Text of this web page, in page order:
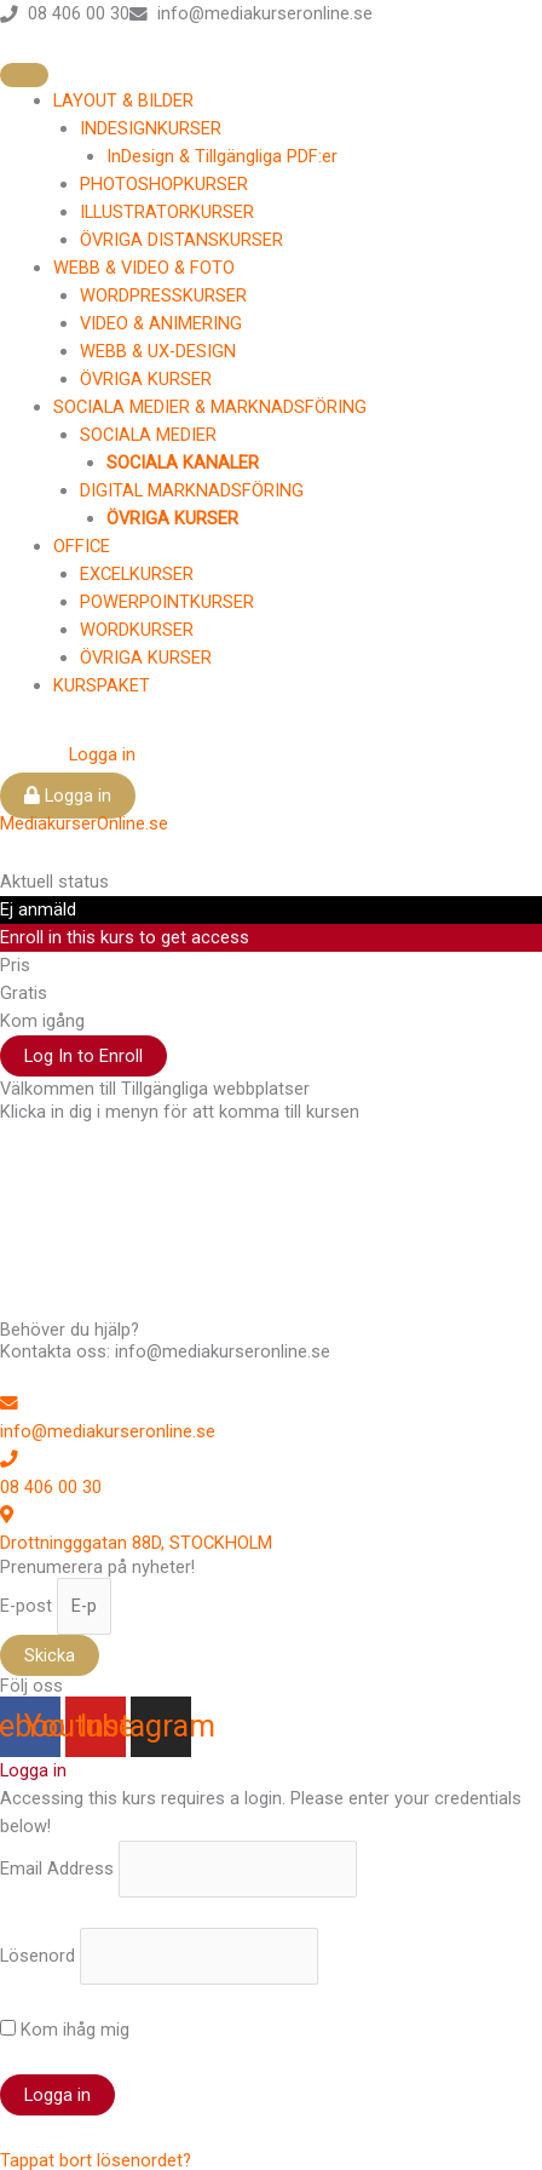
Hoppa
innehåll
08 406 00 30 info@mediakurseronline.se
LAYOUT & BILDER
INDESIGNKURSER
InDesign & Tillgängliga PDF:er
PHOTOSHOPKURSER
ILLUSTRATORKURSER
ÖVRIGA DISTANSKURSER
WEBB & VIDEO & FOTO
WORDPRESSKURSER
VIDEO & ANIMERING
WEBB & UX-DESIGN
ÖVRIGA KURSER
SOCIALA MEDIER & MARKNADSFÖRING
SOCIALA MEDIER
SOCIALA KANALER
DIGITAL MARKNADSFÖRING
ÖVRIGA KURSER
OFFICE
EXCELKURSER
POWERPOINTKURSER
WORDKURSER
ÖVRIGA KURSER
KURSPAKET
Logga in
Logga in
MediakurserOnline.se
Aktuell status
Ej anmäld
Enroll in this kurs to get access
Pris
Gratis
Kom igång
Log In to Enroll
Välkommen till Tillgängliga webbplatser
Klicka in dig i menyn för att komma till kursen
Behöver du hjälp?
Kontakta oss: info@mediakurseronline.se
info@mediakurseronline.se
08 406 00 30
Drottningggatan 88D, STOCKHOLM
Prenumerera på nyheter!
E-post
Skicka
Följ oss
YoutubeInstagram
Logga in
Accessing this kurs requires a login. Please enter your credentials
below!
Email Address
Lösenord
Kom ihåg mig
Tappat bort lösenordet?